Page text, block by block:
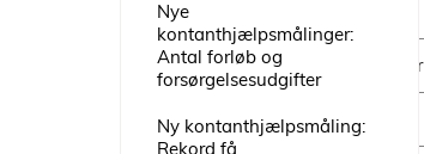
Nye
kontanthjælpsmålinger:
Antal forløb og
forsørgelsesudgifter
Ny kontanthjælpsmåling:
Rekord få
Februar
Marts